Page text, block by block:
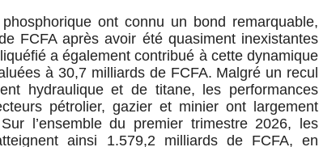
ont connu un bond remarquable,
FCFA après avoir été quasiment inexistantes
a également contribué à cette dynamique
à 30,7 milliards de FCFA. Malgré un recul
hydraulique et de titane, les performances
pétrolier, gazier et minier ont largement
l’ensemble du premier trimestre 2026, les
ainsi 1.579,2 milliards de FCFA, en